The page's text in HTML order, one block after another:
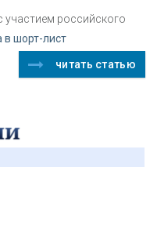
российского
шорт-лист
читать статью